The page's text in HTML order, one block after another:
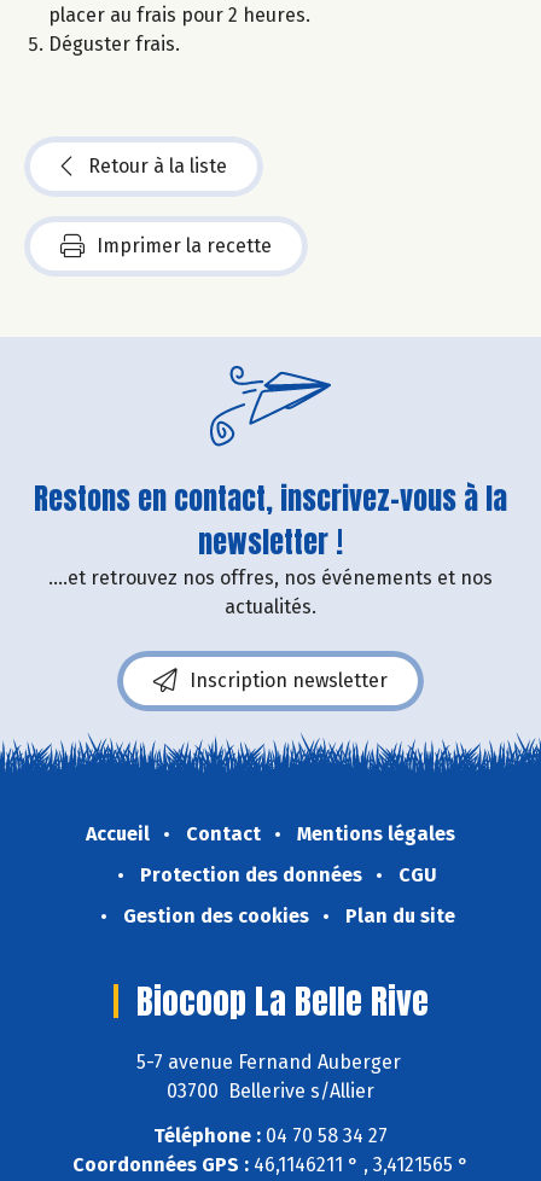
placer au frais pour 2 heures.
Déguster frais.
Retour à la liste
Imprimer la recette
Restons en contact, inscrivez-vous à la
newsletter !
....et retrouvez nos offres, nos événements et nos
actualités.
Inscription newsletter
Accueil Contact
Mentions légales
Protection des données
CGU
Gestion des cookies
Plan du site
Biocoop La Belle Rive
5-7 avenue Fernand Auberger
03700 Bellerive s/Allier
Téléphone : 04 70 58 34 27
Coordonnées GPS : 46,1146211 ° , 3,4121565 °